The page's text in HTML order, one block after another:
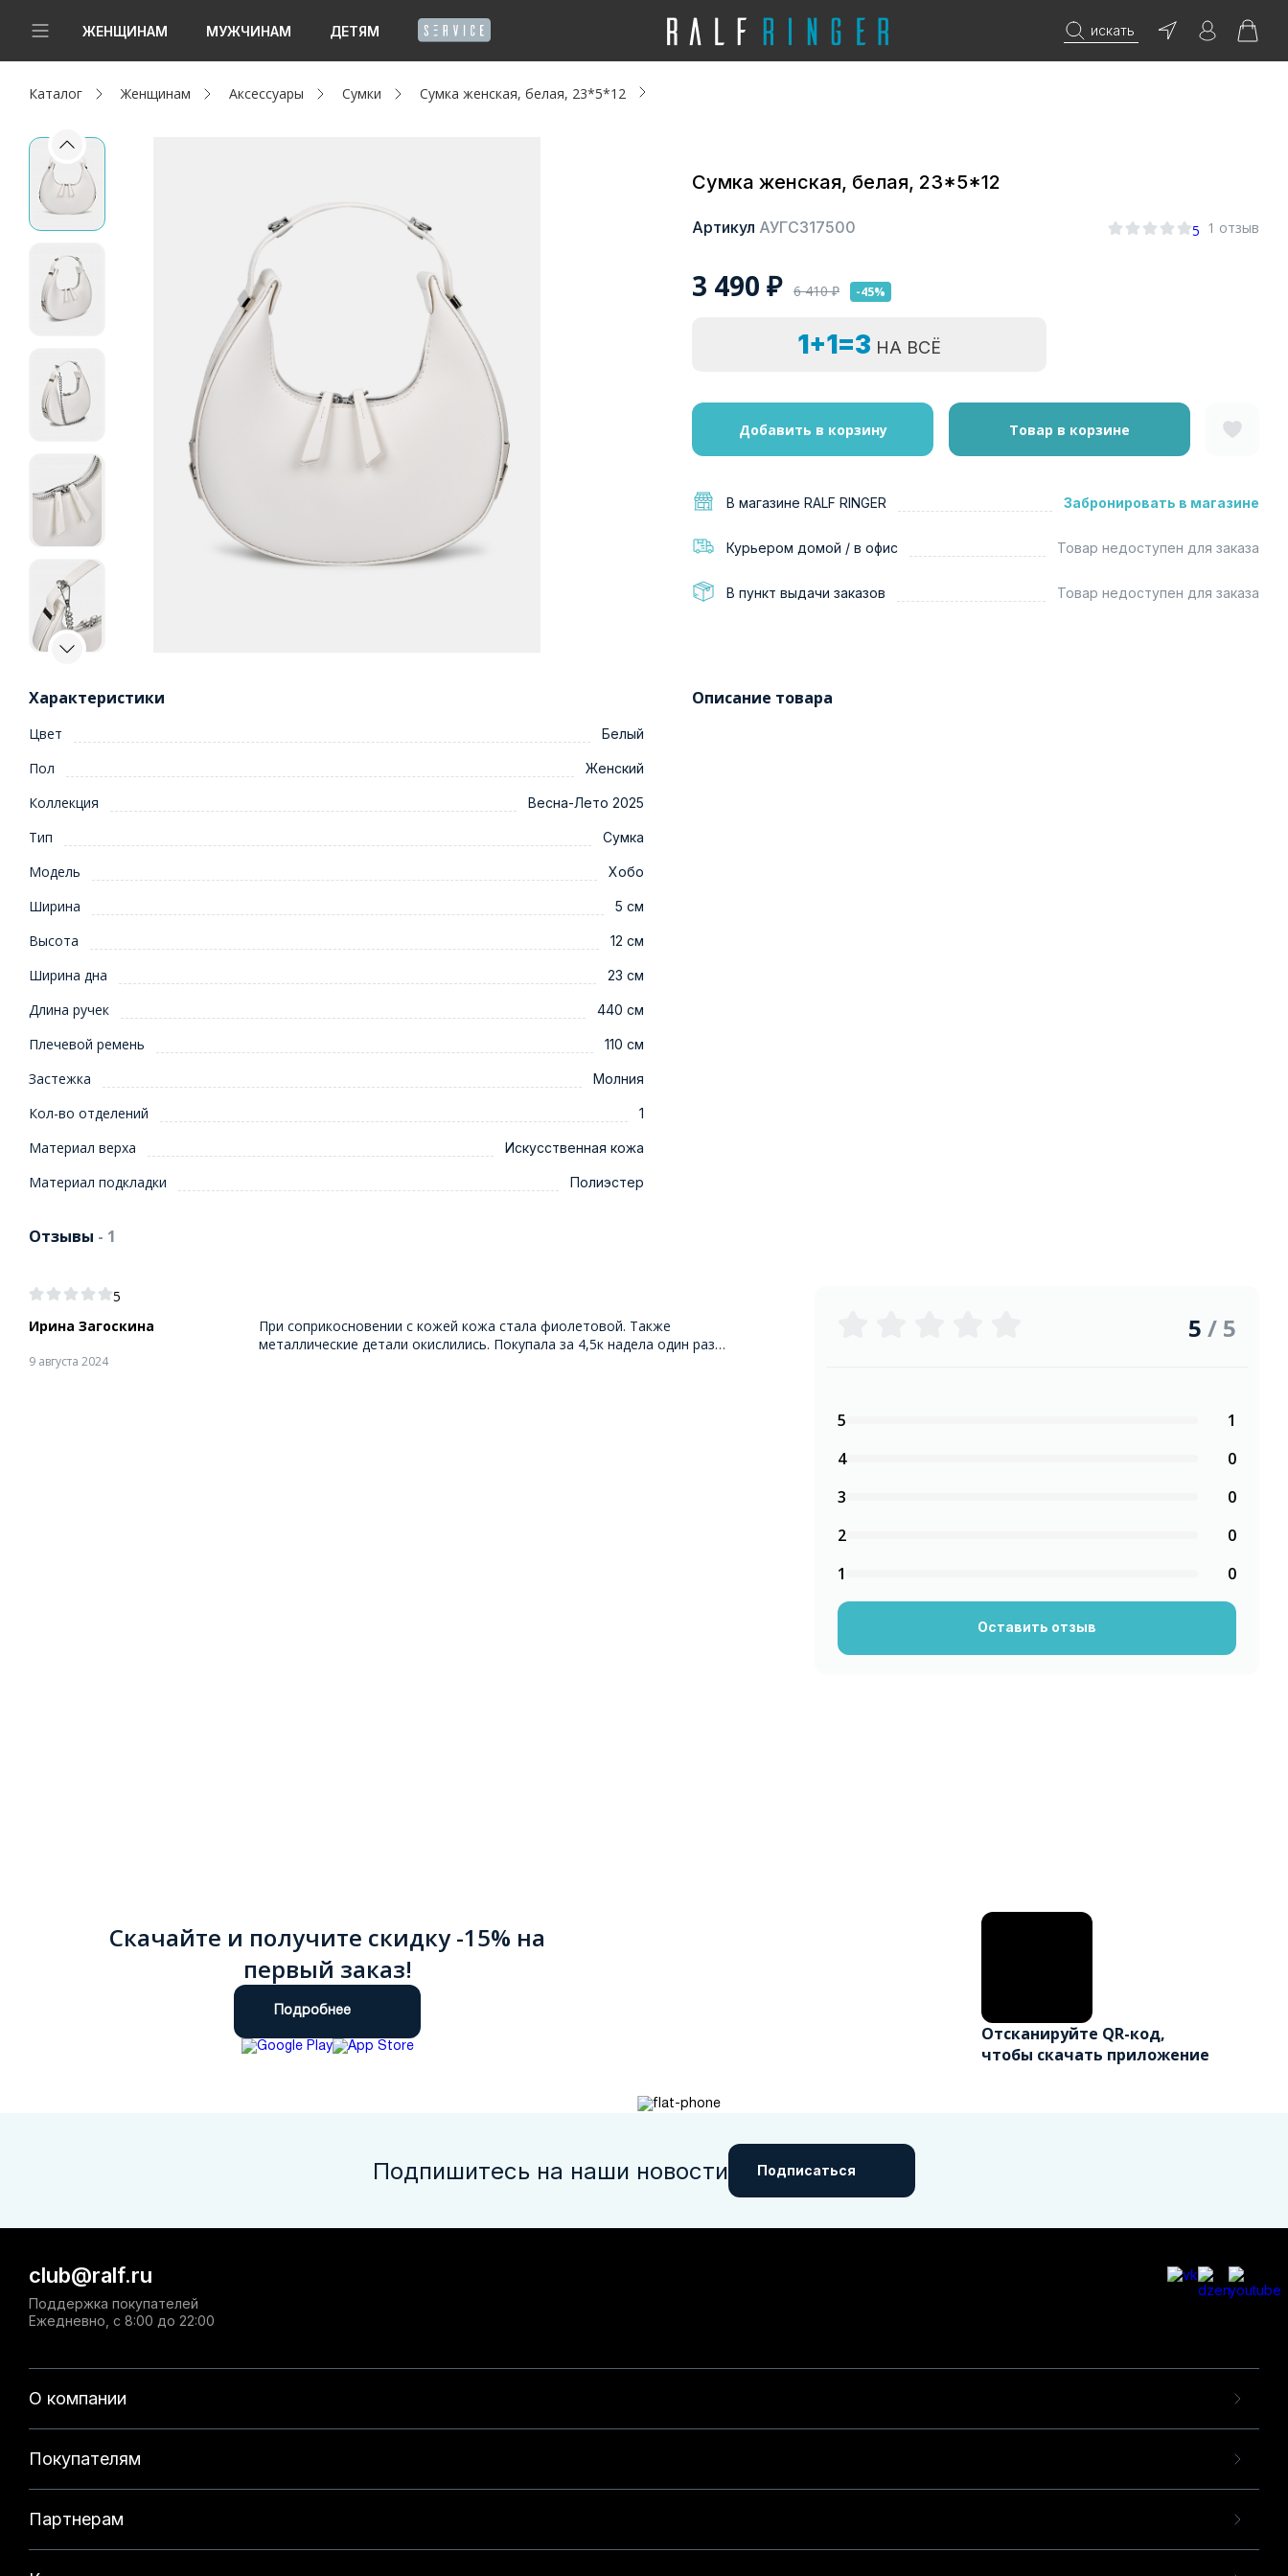
ЖЕНЩИНАМ МУЖЧИНАМ ДЕТЯМ искать
Новинки
Женщинам
Мужчинам
Капсула
Акции / Новости
Адреса магазинов
Каталог Женщинам Аксессуары Сумки Сумка женская, белая, 23*5*12
Сумка женская, белая, 23*5*12
Артикул АУГС317500 5 1 отзыв
3 490 ₽ 6 410₽ -45%
1+1=3 НА ВСЁ
Добавить в корзину Товар в корзине
В магазине RALF RINGER Забронировать в магазине
Курьером домой / в офис Товар недоступен для заказа
В пункт выдачи заказов Товар недоступен для заказа
Характеристики
Цвет Белый
Пол Женский
Коллекция Весна-Лето 2025
Тип Сумка
Модель Хобо
Ширина 5 см
Высота 12 см
Ширина дна 23 см
Длина ручек 440 см
Плечевой ремень 110 см
Застежка Молния
Кол-во отделений 1
Материал верха Искусственная кожа
Материал подкладки Полиэстер
Описание товара
Отзывы - 1
5
Ирина Загоскина
9 августа 2024
При соприкосновении с кожей кожа стала фиолетовой. Также
металлические детали окислились. Покупала за 4,5к надела один раз…
5 / 5
5
1
4
0
3
0
2
0
1
0
Оставить отзыв
Скачайте и получите скидку -15% на
первый заказ!
Подробнее
Отсканируйте QR-код,
чтобы скачать приложение
Подпишитесь на наши новости Подписаться
О компании
Покупателям
Партнерам
club@ralf.ru
Поддержка покупателей
Ежедневно, с 8:00 до 22:00